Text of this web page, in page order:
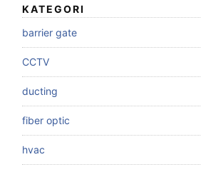
KATEGORI
barrier gate
CCTV
ducting
fiber optic
hvac